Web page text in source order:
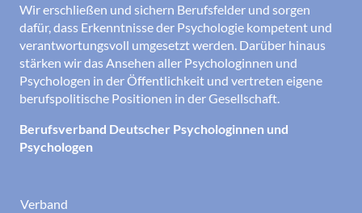
Wir erschließen und sichern Berufsfelder und sorgen
dafür, dass Erkenntnisse der Psychologie kompetent und
verantwortungsvoll umgesetzt werden. Darüber hinaus
stärken wir das Ansehen aller Psychologinnen und
Psychologen in der Öffentlichkeit und vertreten eigene
berufspolitische Positionen in der Gesellschaft.
Berufsverband Deutscher Psychologinnen und
Psychologen
Verband